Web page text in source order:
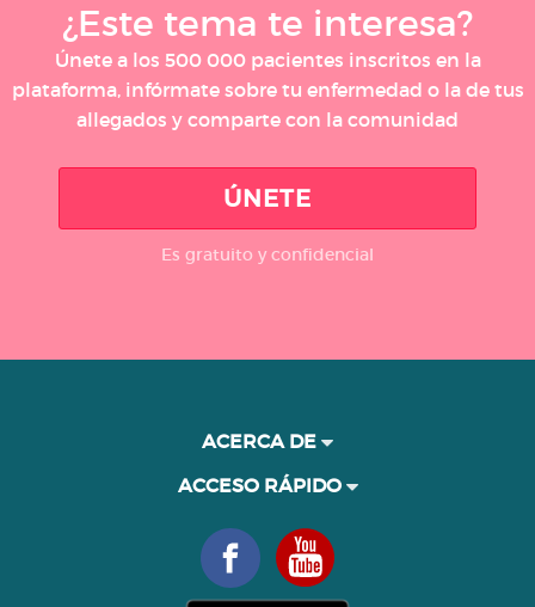
¿Este tema te interesa?
Únete a los 500 000 pacientes inscritos en la
plataforma, infórmate sobre tu enfermedad o la de tus
allegados y comparte con la comunidad
ÚNETE
Es gratuito y confidencial
ACERCA DE
ACCESO RÁPIDO